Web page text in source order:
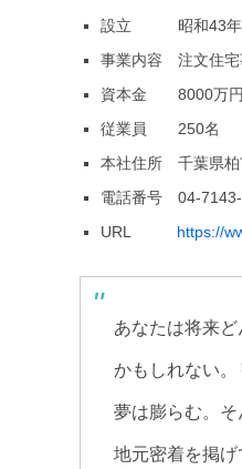
設立 昭和43年
事業内容 注文住宅
資本金 8000万円
従業員 250名
本社住所 千葉県柏
電話番号 04-
URL https://
あなたは将来
かもしれない
夢は膨らむ。そ
地元密着を掲